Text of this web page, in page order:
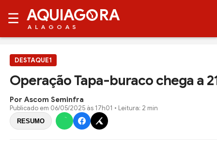
☰ AQUIAG RA
ALAGOAS
DESTAQUE1
Operação Tapa-buraco chega a
Por Ascom Seminfra
Publicado em 06/05/2025 às 17h01 • Leitura: 2 min
RESUMO